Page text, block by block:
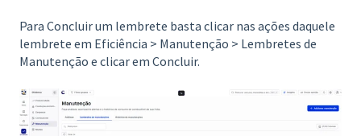
Para Concluir um lembrete basta clicar nas ações daquele
lembrete em Eficiência > Manutenção > Lembretes de
Manutenção e clicar em Concluir.